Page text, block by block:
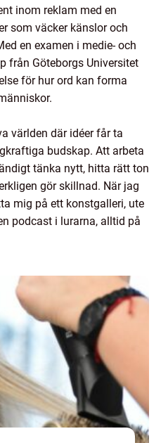
inom reklam med en
som väcker känslor och
en examen i medie- och
från Göteborgs Universitet
för hur ord kan forma
världen där idéer får ta
budskap. Att arbeta
tänka nytt, hitta rätt ton
gör skillnad. När jag
mig på ett konstgalleri, ute
podcast i lurarna, alltid på